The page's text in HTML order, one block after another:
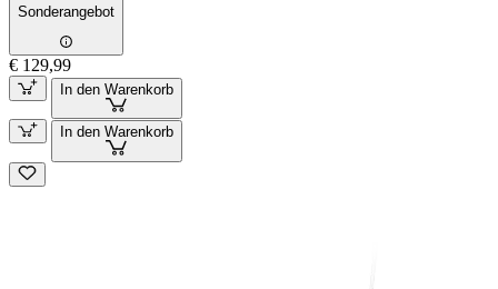
Sonderangebot
€ 129,99
In den Warenkorb
In den Warenkorb